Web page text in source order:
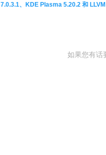
7.0.3.1、KDE Plasma 5.20.2 和
如果您有话